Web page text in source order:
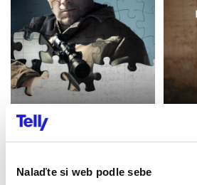
Nalaďte si web podle sebe
2016 | USA | 128 min